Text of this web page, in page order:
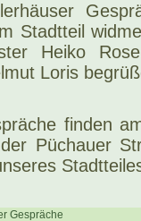
Stadtteil
Heiko
Loris
finden
Püchauer
Gespräche